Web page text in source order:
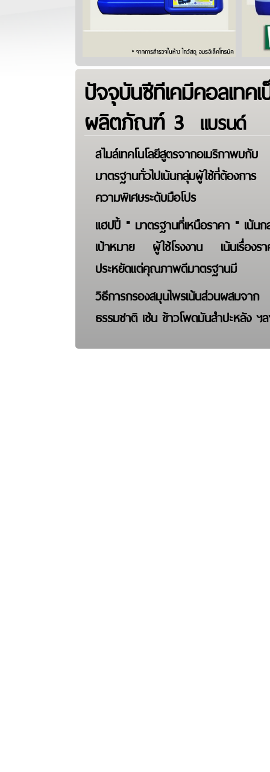
ปัจจุบันซีทีเคมีคอลเทค
ผลิตภัณฑ์ 3 แบรนด์
สไมล์เทคโนโลยีสูตรจากอเมริกาพบกับ
มาตรฐานทั่วไปเน้นกลุ่มผู้ใช้ที่ต้องการ
ความพิเศษระดับมือโปร
แฮปปี้ " มาตรฐานที่เหนือราคา " เน้น
เป้าหมาย ผู้ใช้โรงงาน เน้นเรื่องร
ประหยัดแต่คุณภาพดีมาตรฐานมี
วิธีการกรองสมุนไพรเน้นส่วนผสมจาก
ธรรมชาติ เช่น ข้าวโพดมันสำปะหลัง ฯล